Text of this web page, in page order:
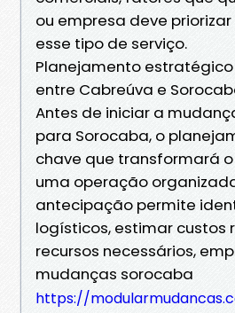
ou empresa deve
esse tipo de serviço.
Planejamento
entre Cabreúva e
Antes de iniciar a
para Sorocaba, o
chave que transformará
uma operação
antecipação permite
logísticos, estimar custos
recursos necessários,
mudanças sorocaba
https://